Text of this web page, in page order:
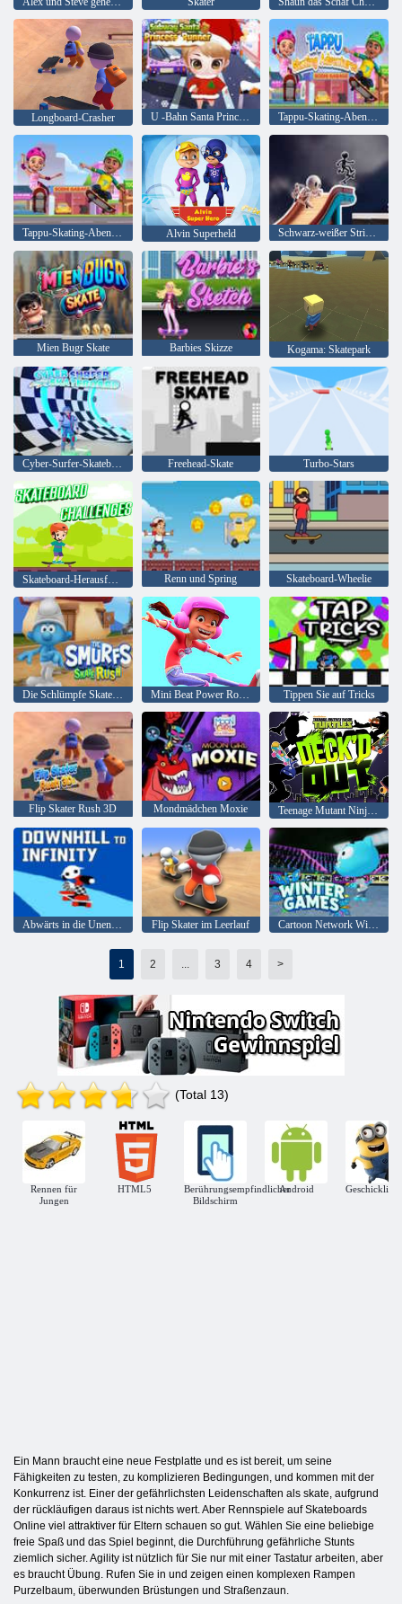
Longboard-Crasher U -Bahn Santa Princess Runner Tappu-Skating-Abenteuer
Alvin Superheld
Mien Bugr Skate Barbies Skizze Kogama: Skatepark
Cyber-Surfer-Skateboard Freehead-Skate Turbo-Stars
Skateboard-Herausforderungen Renn und Spring Skateboard-Wheelie
Mini Beat Power Rockers: Power Skate mit Dolores Tippen Sie auf Tricks
Flip Skater Rush 3D Mondmädchen Moxie
Abwärts in die Unendlichkeit Flip Skater im Leerlauf Cartoon Network Winterspiele
1 2 ... 3 4 >
(Total 13)
Rennen für
Jungen
HTML5
Berührungsempfindlicher
Bildschirm
Android
Ein Mann braucht eine neue Festplatte und es ist bereit, um seine
Fähigkeiten zu testen, zu komplizieren Bedingungen, und kommen mit der
Konkurrenz ist. Einer der gefährlichsten Leidenschaften als skate, aufgrund
der rückläufigen daraus ist nichts wert. Aber Rennspiele auf Skateboards
Online viel attraktiver für Eltern schauen so gut. Wählen Sie eine beliebige
freie Spaß und das Spiel beginnt, die Durchführung gefährliche Stunts
ziemlich sicher. Agility ist nützlich für Sie nur mit einer Tastatur arbeiten, aber
es braucht Übung. Rufen Sie in und zeigen einen komplexen Rampen
Purzelbaum, überwunden Brüstungen und Straßenzaun.